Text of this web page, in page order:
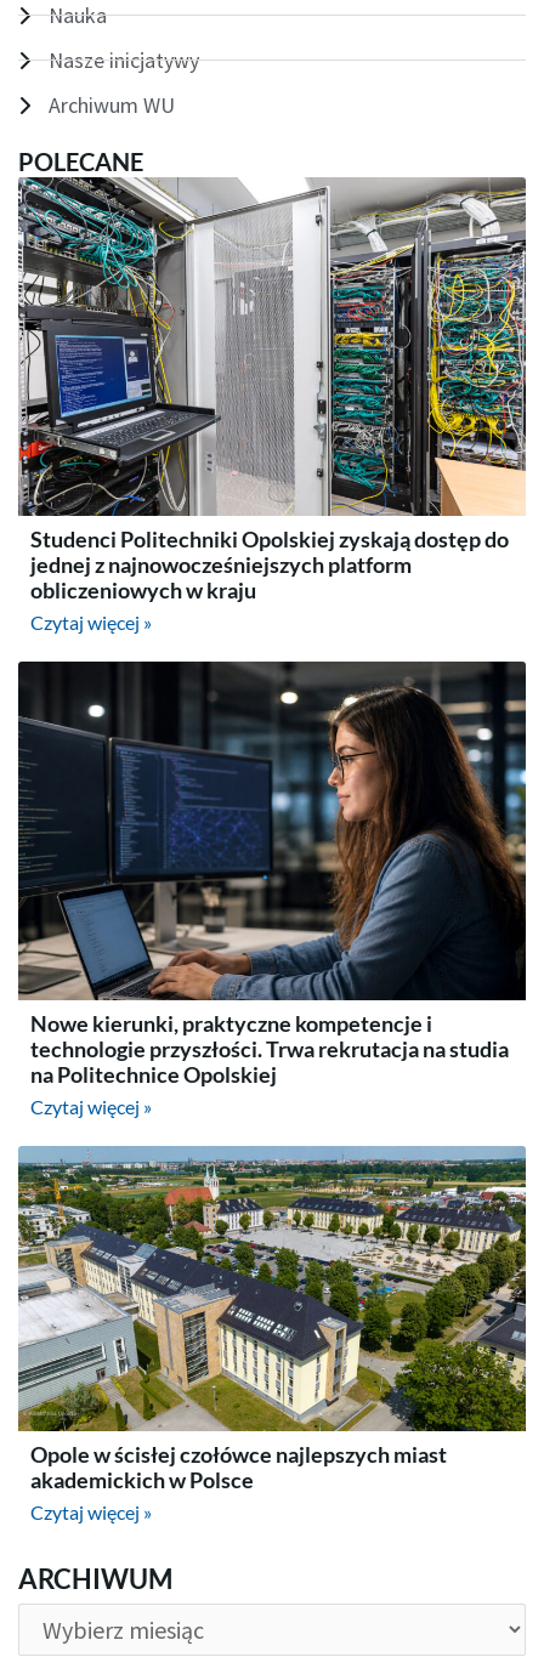
Nauka
Nasze inicjatywy
Archiwum WU
POLECANE
Studenci Politechniki Opolskiej zyskają dostęp do
jednej z najnowocześniejszych platform
obliczeniowych w kraju
Czytaj więcej »
Nowe kierunki, praktyczne kompetencje i
technologie przyszłości. Trwa rekrutacja na studia
na Politechnice Opolskiej
Czytaj więcej »
Opole w ścisłej czołówce najlepszych miast
akademickich w Polsce
Czytaj więcej »
ARCHIWUM
ARCHIWUM